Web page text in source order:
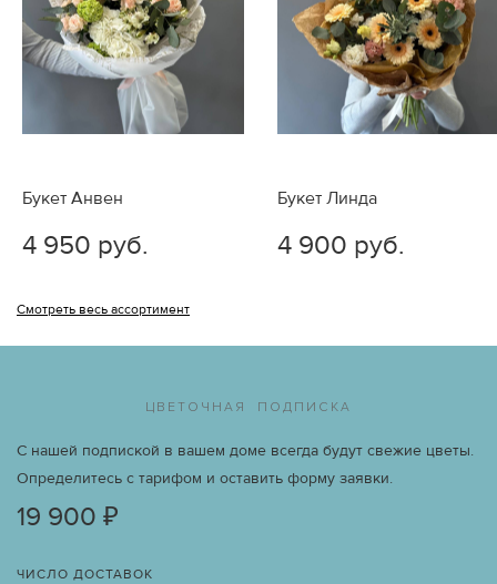
претензии о качестве цветов рассматриваются только
при наличии фотографии букета, в день его доставки.
Если у Вас есть замечания по выполнению Вашего
заказа, пожалуйста, обращайтесь к нам по телефону +7
(926) 158-06-66 или электронной почте
info@vmestoslov.ru.
Букет Анвен
4 950 руб.
Букет Линда
4 900 руб.
Смотреть весь ассортимент
ЦВЕТОЧНАЯ ПОДПИСКА
С нашей подпиской в вашем доме всегда будут свежие цветы.
Определитесь с тарифом и оставить форму заявки.
19 900 ₽
ЧИСЛО ДОСТАВОК